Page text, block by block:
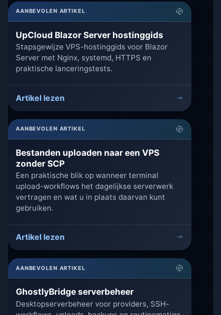
AANBEVOLEN ARTIKEL
UpCloud Blazor Server hostinggids
Stapsgewijze VPS-hostinggids voor Blazor
Server met Nginx, systemd, HTTPS en
praktische lanceringstests.
Artikel lezen
AANBEVOLEN ARTIKEL
Bestanden uploaden naar een VPS
zonder SCP
Een praktische blik op wanneer terminal
upload-workflows het dagelijkse serverwerk
vertragen en wat u in plaats daarvan kunt
gebruiken.
Artikel lezen
AANBEVOLEN ARTIKEL
GhostlyBridge serverbeheer
Desktopserverbeheer voor providers, SSH-